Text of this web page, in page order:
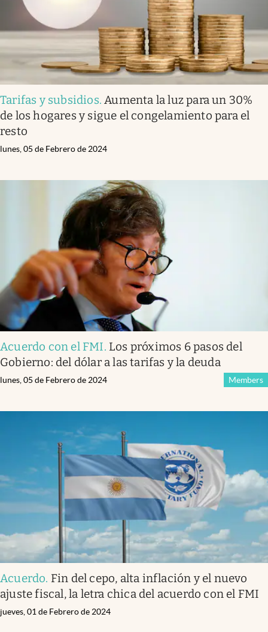
Tarifas y subsidios.Aumenta la luz para un 30%
de los hogares y sigue el congelamiento para el
resto
lunes, 05 de Febrero de 2024
Acuerdo con el FMI. Los próximos 6 pasos del
Gobierno: del dólar a las tarifas y la deuda
Members
lunes, 05 de Febrero de 2024
Acuerdo. Fin del cepo, alta inflación y el nuevo
ajuste fiscal, la letra chica del acuerdo con el FMI
jueves, 01 de Febrero de 2024